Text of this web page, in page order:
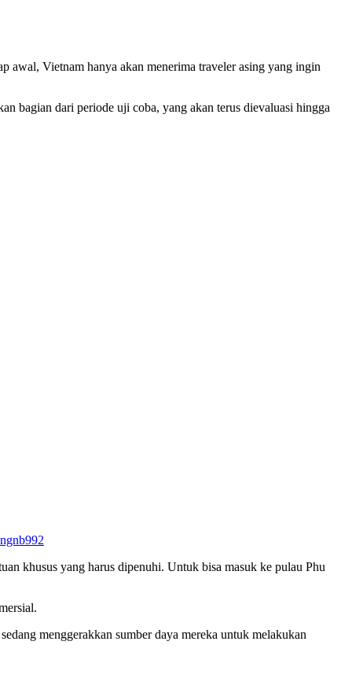
awal, Vietnam hanya akan menerima traveler asing yang ingin
bagian dari periode uji coba, yang akan terus dievaluasi hingga
khusus yang harus dipenuhi. Untuk bisa masuk ke pulau Phu
menggerakkan sumber daya mereka untuk melakukan